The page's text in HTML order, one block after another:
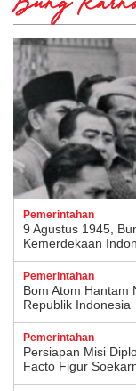
Pemerintahan
9 Agustus 1945,
Kemerdekaan
Pemerintahan
Bom Atom Hantam
Republik Indonesia
Pemerintahan
Persiapan Misi
Facto Figur